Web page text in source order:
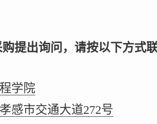
提出询问，请按以下方式
学院
感市交通大道272号